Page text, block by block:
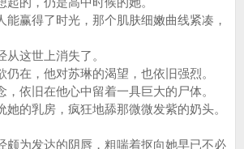
赢得了时光，那个肌肤细嫩曲线紧凑，
从这世上消失了。
在，他对苏琳的渴望，也依旧强烈。
依旧在他心中留着一具巨大的尸体。
的乳房，疯狂地舔那微微发紫的奶头。
颇为发达的阴唇，粗喘着抠向她早已不必